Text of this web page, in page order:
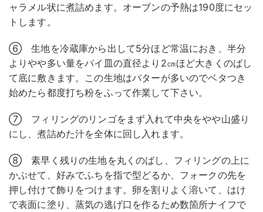
ャラメル状に煮詰めます。オーブンの予熱は190度にセッ
トします。
⑥ 生地を冷蔵庫から出して5分ほど常温におき、半分
よりやや多い量をパイ皿の直径より2㎝ほど大きくのばし
て底に敷きます。この生地はバターが多いのでベタつき
始めたら都度打ち粉をふって作業して下さい。
⑦ フィリングのリンゴをまず入れて中央をやや山盛り
にし、煮詰めた汁を全体に回し入れます。
⑧ 素早く残りの生地を丸くのばし、フィリングの上に
かぶせて、好みでふちを指で型どるか、フォークの先を
押し付けて飾りをつけます。卵を割りよく溶いて、はけ
で表面に塗り、蒸気の逃げ口を作るため数箇所ナイフで